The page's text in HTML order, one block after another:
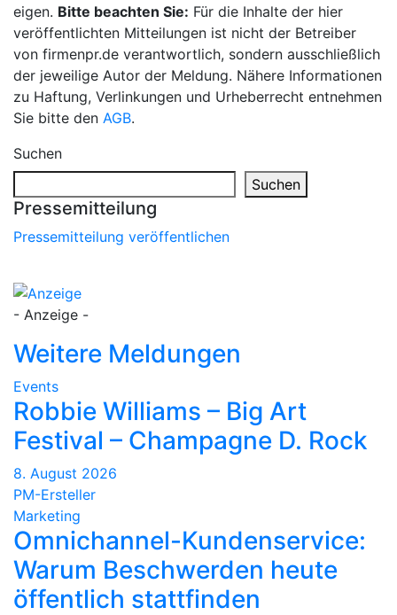
eigen. Bitte beachten Sie: Für die Inhalte der hier
veröffentlichten Mitteilungen ist nicht der Betreiber
von firmenpr.de verantwortlich, sondern ausschließlich
der jeweilige Autor der Meldung. Nähere Informationen
zu Haftung, Verlinkungen und Urheberrecht entnehmen
Sie bitte den AGB.
Suchen
Suchen
Pressemitteilung
Pressemitteilung veröffentlichen
- Anzeige -
Weitere Meldungen
Events
Robbie Williams – Big Art
Festival – Champagne D. Rock
8. August 2026
PM-Ersteller
Marketing
Omnichannel-Kundenservice:
Warum Beschwerden heute
öffentlich stattfinden